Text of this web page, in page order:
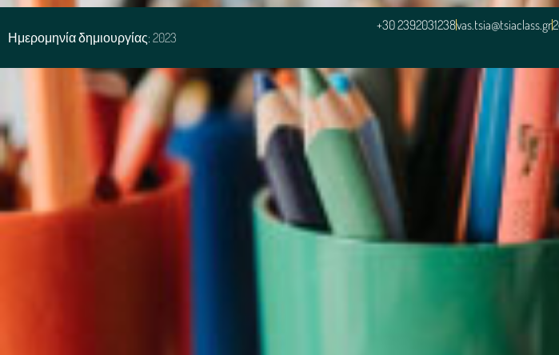
Ημερομηνία δημιουργίας: 2023
+30 2392031238vas.tsia@tsiaclass.gr